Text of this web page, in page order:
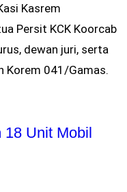
Kasrem
Persit KCK Koorcab
dewan juri, serta
Korem 041/Gamas.
Unit Mobil